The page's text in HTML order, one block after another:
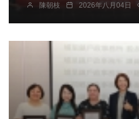
陳朝枝 2026年八月04日